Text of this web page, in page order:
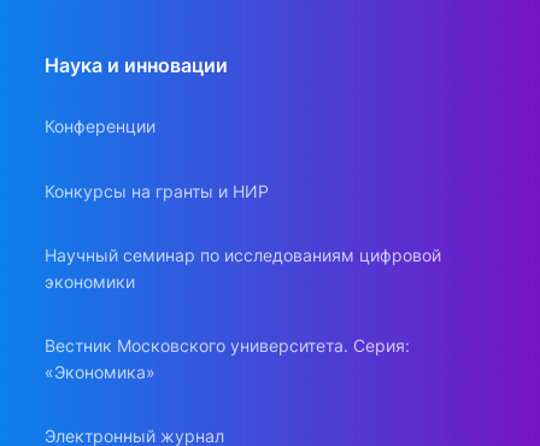
Наука и инновации
Конференции
Конкурсы на гранты и НИР
Научный семинар по исследованиям цифровой
экономики
Вестник Московского университета. Серия:
«Экономика»
Электронный журнал